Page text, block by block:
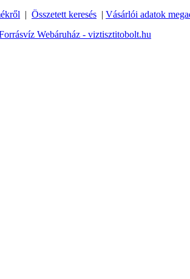
| Összetett keresés | Vásárlói adatok
Webáruház - viztisztitobolt.hu